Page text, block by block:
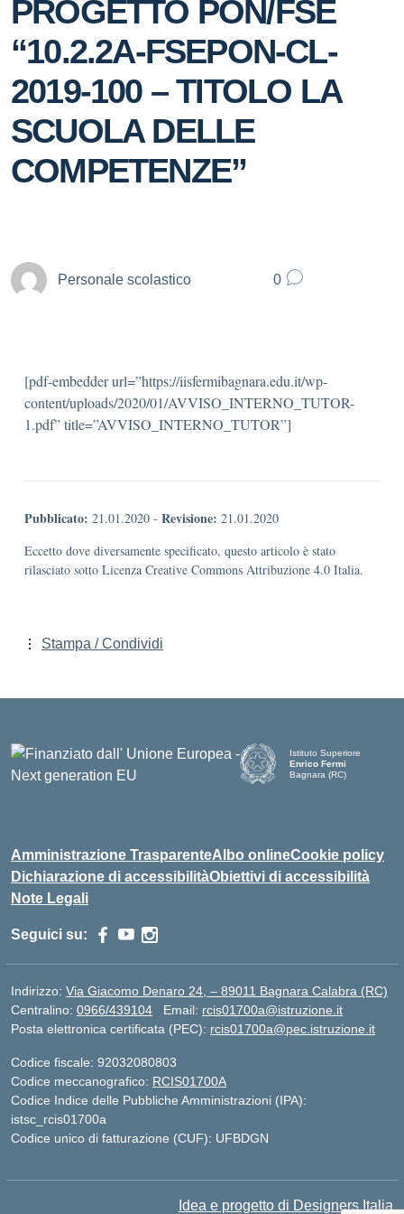
PROGETTO PON/FSE
“10.2.2A-FSEPON-CL-
2019-100 – TITOLO LA
SCUOLA DELLE
COMPETENZE”
Personale scolastico 0
[pdf-embedder url=”https://iisfermibagnara.edu.it/wp-
content/uploads/2020/01/AVVISO_INTERNO_TUTOR-
1.pdf” title=”AVVISO_INTERNO_TUTOR”]
Pubblicato: 21.01.2020 - Revisione: 21.01.2020
Eccetto dove diversamente specificato, questo articolo è stato
rilasciato sotto Licenza Creative Commons Attribuzione 4.0 Italia.
Stampa / Condividi
Istituto Superiore
Enrico Fermi
Bagnara (RC)
Amministrazione TrasparenteAlbo onlineCookie policy
Dichiarazione di accessibilitàObiettivi di accessibilità
Note Legali
Seguici su:
Indirizzo: Via Giacomo Denaro 24, – 89011 Bagnara Calabra (RC)
Centralino: 0966/439104 Email: rcis01700a@istruzione.it
Posta elettronica certificata (PEC): rcis01700a@pec.istruzione.it
Codice fiscale: 92032080803
Codice meccanografico: RCIS01700A
Codice Indice delle Pubbliche Amministrazioni (IPA):
istsc_rcis01700a
Codice unico di fatturazione (CUF): UFBDGN
Idea e progetto di Designers Italia